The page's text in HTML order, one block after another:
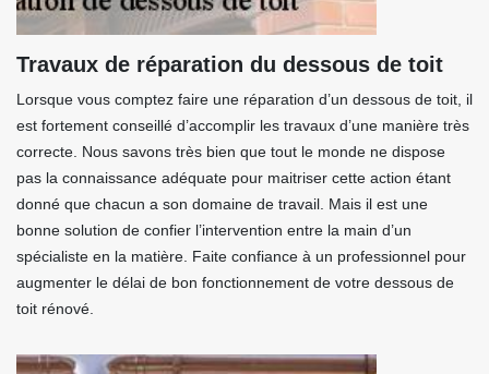
Travaux de réparation du dessous de toit
Lorsque vous comptez faire une réparation d’un dessous de toit, il
est fortement conseillé d’accomplir les travaux d’une manière très
correcte. Nous savons très bien que tout le monde ne dispose
pas la connaissance adéquate pour maitriser cette action étant
donné que chacun a son domaine de travail. Mais il est une
bonne solution de confier l’intervention entre la main d’un
spécialiste en la matière. Faite confiance à un professionnel pour
augmenter le délai de bon fonctionnement de votre dessous de
toit rénové.